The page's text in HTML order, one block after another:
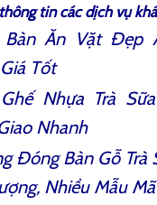
tin các dịch vụ
Bàn Ăn VặtĐẹp
Tốt
Nhựa Trà Sữa
Nhanh
ĐóngBàn Gỗ Trà
Nhiều Mẫu Mã